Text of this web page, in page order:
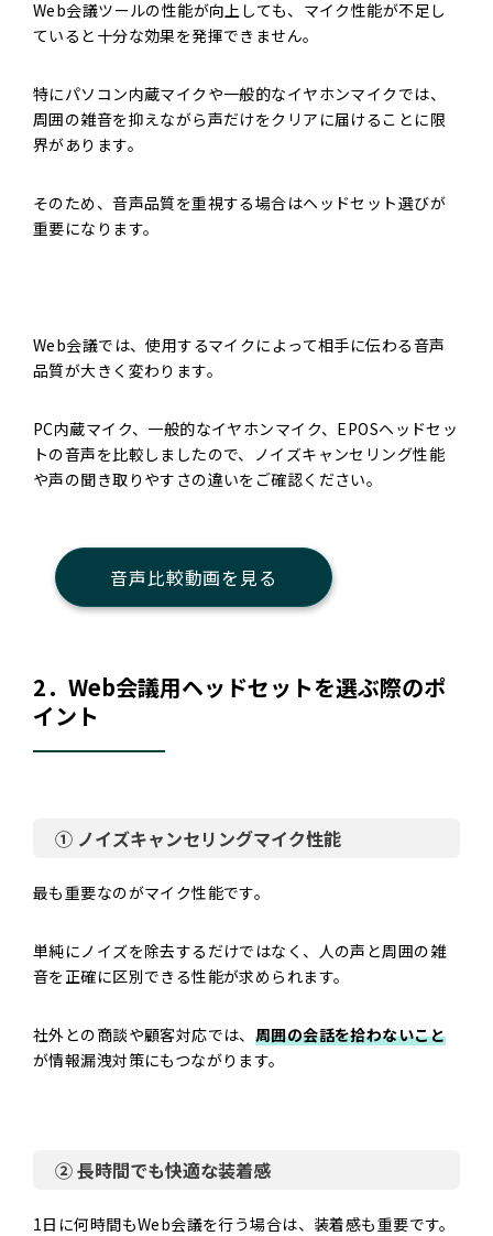
Web会議ツールの性能が向上しても、マイク性能が不足し
ていると十分な効果を発揮できません。
特にパソコン内蔵マイクや一般的なイヤホンマイクでは、
周囲の雑音を抑えながら声だけをクリアに届けることに限
界があります。
そのため、音声品質を重視する場合はヘッドセット選びが
重要になります。
Web会議では、使用するマイクによって相手に伝わる音声
品質が大きく変わります。
PC内蔵マイク、一般的なイヤホンマイク、EPOSヘッドセッ
トの音声を比較しましたので、ノイズキャンセリング性能
や声の聞き取りやすさの違いをご確認ください。
音声比較動画を見る
2．Web会議用ヘッドセットを選ぶ際のポ
イント
① ノイズキャンセリングマイク性能
最も重要なのがマイク性能です。
単純にノイズを除去するだけではなく、人の声と周囲の雑
音を正確に区別できる性能が求められます。
社外との商談や顧客対応では、 周囲の会話を拾わないこと
が情報漏洩対策にもつながります。
② 長時間でも快適な装着感
1日に何時間もWeb会議を行う場合は、装着感も重要です。